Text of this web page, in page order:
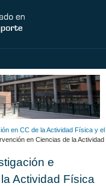
en CC de la Actividad Física y el
en Ciencias de la Actividad
e
Actividad Física